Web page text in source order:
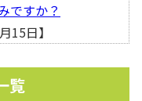
ですか？
15日】
覧